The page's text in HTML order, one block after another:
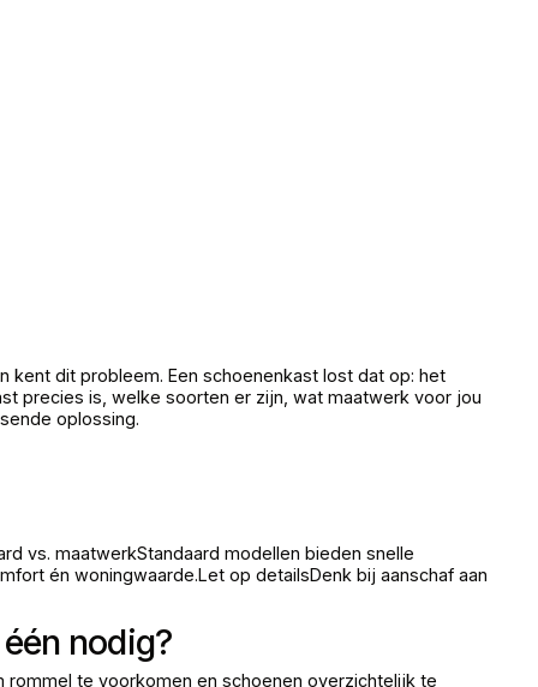
kent dit probleem. Een schoenenkast lost dat op: het
precies is, welke soorten er zijn, wat maatwerk voor jou
oplossing.
vs. maatwerkStandaard modellen bieden snelle
én woningwaarde.Let op detailsDenk bij aanschaf aan
nodig?
te voorkomen en schoenen overzichtelijk te